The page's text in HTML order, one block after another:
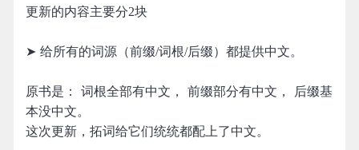
更新的内容主要分2块
➤ 给所有的词源（前缀/词根/后缀）都提供中文。
原书是： 词根全部有中文， 前缀部分有中文， 后缀基
本没中文。
这次更新，拓词给它们统统都配上了中文。